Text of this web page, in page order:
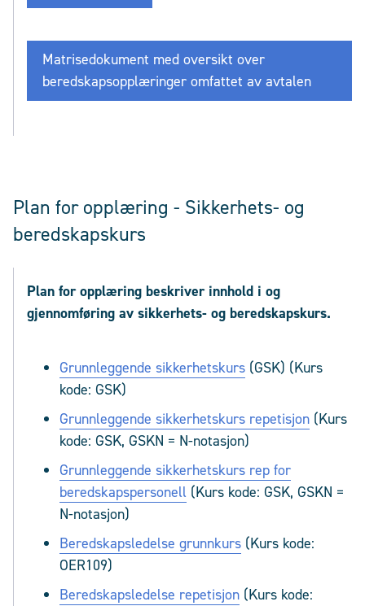
Matrisedokument med oversikt over
beredskapsopplæringer omfattet av avtalen
Plan for opplæring - Sikkerhets- og
beredskapskurs
Plan for opplæring beskriver innhold i og
gjennomføring av sikkerhets- og beredskapskurs.
Grunnleggende sikkerhetskurs (GSK) (Kurs
kode: GSK)
Grunnleggende sikkerhetskurs repetisjon (Kurs
kode: GSK, GSKN = N-notasjon)
Grunnleggende sikkerhetskurs rep for
beredskapspersonell (Kurs kode: GSK, GSKN =
N-notasjon)
Beredskapsledelse grunnkurs (Kurs kode:
OER109)
Beredskapsledelse repetisjon (Kurs kode: